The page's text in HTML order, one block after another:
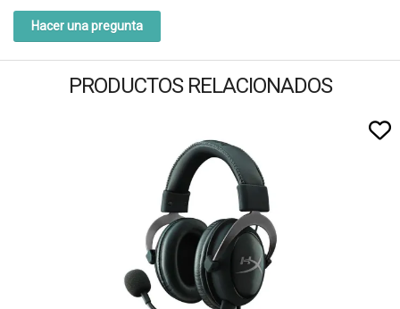
Hacer una pregunta
PRODUCTOS RELACIONADOS